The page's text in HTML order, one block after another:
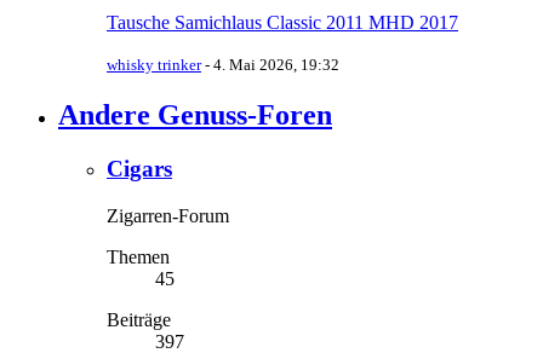
Tausche Samichlaus Classic 2011 MHD 2017
whisky trinker- 4. Mai 2026, 19:32
Andere Genuss-Foren
Cigars
Zigarren-Forum
Themen
45
Beiträge
397